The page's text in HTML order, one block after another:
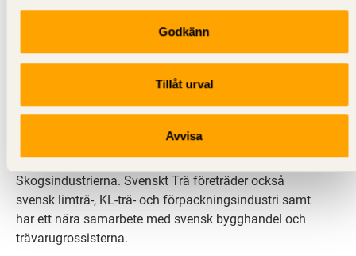
Godkänn
Tillåt urval
Avvisa
träbyggande för att främja ett hållbart samhälle och
en livskraftig sågverksnäring. Det gör vi genom att
inspirera, utbilda och driva teknisk utveckling.
Svenskt Trä representerar svensk sågverksindustri
och är en del av branschorganisationen
Skogsindustrierna. Svenskt Trä företräder också
svensk limträ-, KL-trä- och förpackningsindustri samt
har ett nära samarbete med svensk bygghandel och
trävarugrossisterna.